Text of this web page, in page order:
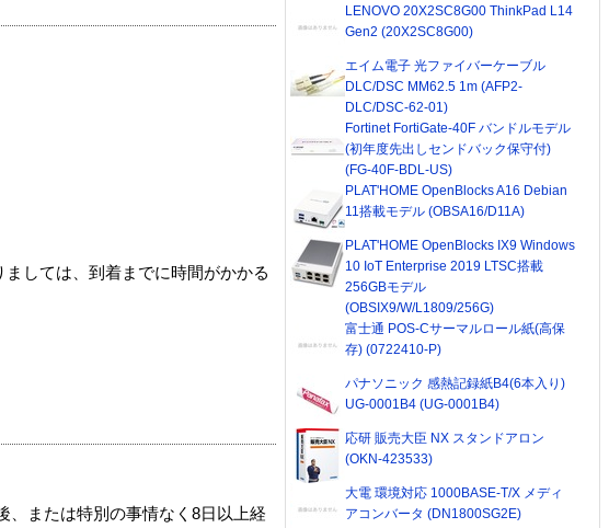
しては、到着までに時間がかかる
、または特別の事情なく8日以上経
LENOVO 20X2SC8G00 ThinkPad L14
Gen2 (20X2SC8G00)
エイム電子 光ファイバーケーブル
DLC/DSC MM62.5 1m (AFP2-
DLC/DSC-62-01)
Fortinet FortiGate-40F バンドルモデル
(初年度先出しセンドバック保守付)
(FG-40F-BDL-US)
PLAT'HOME OpenBlocks A16 Debian
11搭載モデル (OBSA16/D11A)
PLAT'HOME OpenBlocks IX9 Windows
10 IoT Enterprise 2019 LTSC搭載
256GBモデル
(OBSIX9/W/L1809/256G)
富士通 POS-Cサーマルロール紙(高保
存) (0722410-P)
パナソニック 感熱記録紙B4(6本入り)
UG-0001B4 (UG-0001B4)
応研 販売大臣 NX スタンドアロン
(OKN-423533)
大電 環境対応 1000BASE-T/X メディ
アコンバータ (DN1800SG2E)